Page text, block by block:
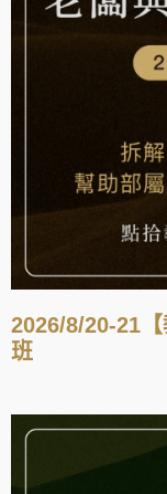
2026/8/20-21
班